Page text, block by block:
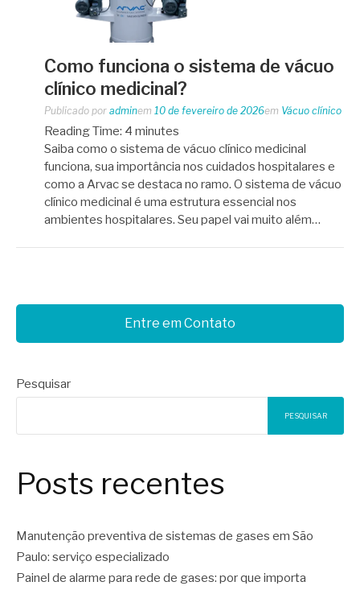
Como funciona o sistema de vácuo
clínico medicinal?
Publicado por adminem 10 de fevereiro de 2026em Vácuo clínico
Reading Time: 4 minutes
Saiba como o sistema de vácuo clínico medicinal
funciona, sua importância nos cuidados hospitalares e
como a Arvac se destaca no ramo. O sistema de vácuo
clínico medicinal é uma estrutura essencial nos
ambientes hospitalares. Seu papel vai muito além…
Entre em Contato
Pesquisar
PESQUISAR
Posts recentes
Manutenção preventiva de sistemas de gases em São
Paulo: serviço especializado
Painel de alarme para rede de gases: por que importa